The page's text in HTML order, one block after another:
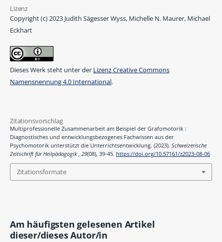
Lizenz
Copyright (c) 2023 Judith Sägesser Wyss, Michelle N. Maurer, Michael
Eckhart
Dieses Werk steht unter der Lizenz Creative Commons
Namensnennung 4.0 International.
Zitationsvorschlag
Multiprofessionelle Zusammenarbeit am Beispiel der Grafomotorik :
Diagnostisches und entwicklungsbezogenes Fachwissen aus der
Psychomotorik unterstützt die Unterrichtsentwicklung. (2023). Schweizerische
Zeitschrift für Heilpädagogik 29(08), 39-45. https://doi.org/10.57161/z2023-08-06
Zitationsformate
Am häufigsten gelesenen Artikel
dieser/dieses Autor/in